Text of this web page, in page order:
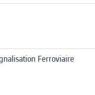
Ferroviaire